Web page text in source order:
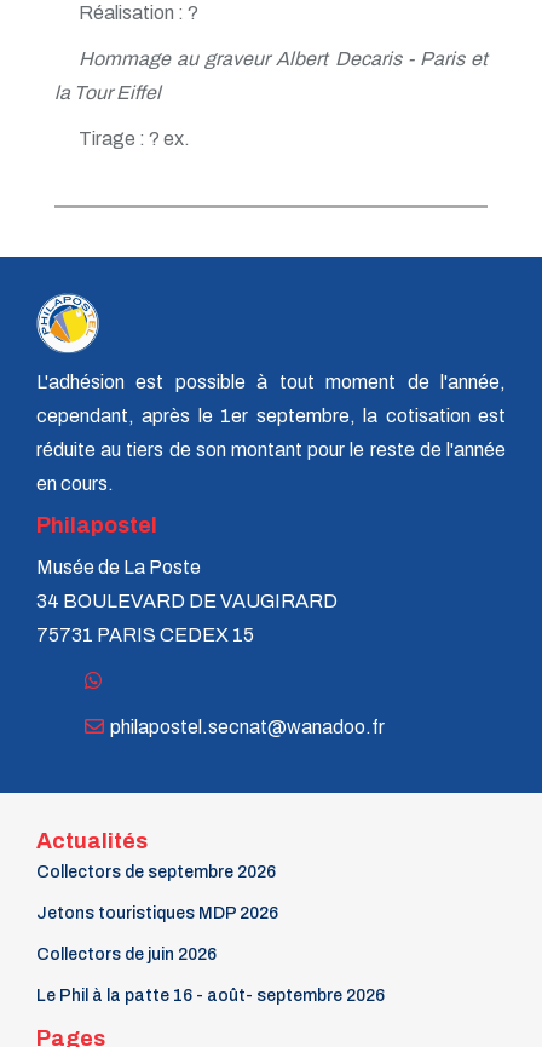
Réalisation : ?
Hommage au graveur Albert Decaris - Paris et
la Tour Eiffel
Tirage : ? ex.
L'adhésion est possible à tout moment de l'année,
cependant, après le 1er septembre, la cotisation est
réduite au tiers de son montant pour le reste de l'année
en cours.
Philapostel
Musée de La Poste
34 BOULEVARD DE VAUGIRARD
75731 PARIS CEDEX 15
philapostel.secnat@wanadoo.fr
Actualités
Collectors de septembre 2026
Jetons touristiques MDP 2026
Collectors de juin 2026
Le Phil à la patte 16 - août- septembre 2026
Pages